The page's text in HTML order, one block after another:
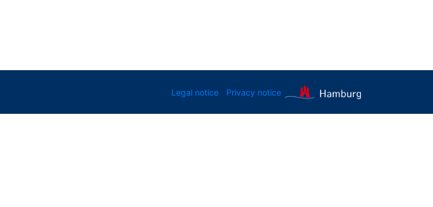
Legal notice Privacy notice